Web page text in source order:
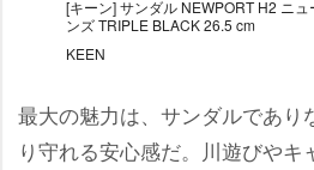
[キーン] サンダル NEWPORT H2 ニ
ンズ TRIPLE BLACK 26.5 cm
KEEN
最大の魅力は、サンダルであり
り守れる安心感だ。川遊びやキ